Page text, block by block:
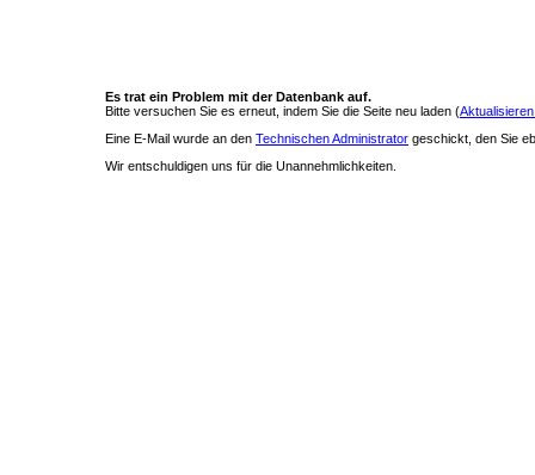
Es trat ein Problem mit der Datenbank auf.
Bitte versuchen Sie es erneut, indem Sie die Seite neu laden (
Eine E-Mail wurde an den Technischen Administrator geschickt, den Sie
Wir entschuldigen uns für die Unannehmlichkeiten.